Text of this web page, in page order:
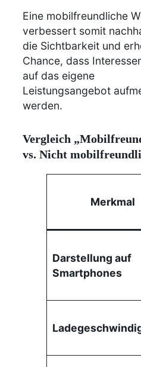
Eine mobilfreundliche
verbessert somit
die Sichtbarkeit und
Chance, dass
auf das eigene
Leistungsangebot
werden.
Vergleich
vs. Nicht
Merkmal
Darstellung auf
Smartphones